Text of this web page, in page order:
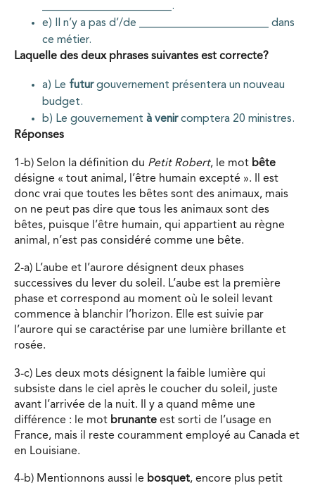
_______________________.
e) Il n’y a pas d’/de _______________________ dans
ce métier.
Laquelle des deux phrases suivantes est correcte?
a) Le futurgouvernement présentera un nouveau
budget.
b) Le gouvernement à venircomptera 20 ministres.
Réponses
1-b) Selon la définition du Petit Robert, le mot bête
désigne « tout animal, l’être humain excepté ». Il est
donc vrai que toutes les bêtes sont des animaux, mais
on ne peut pas dire que tous les animaux sont des
bêtes, puisque l’être humain, qui appartient au règne
animal, n’est pas considéré comme une bête.
2-a) L’aube et l’aurore désignent deux phases
successives du lever du soleil. L’aube est la première
phase et correspond au moment où le soleil levant
commence à blanchir l’horizon. Elle est suivie par
l’aurore qui se caractérise par une lumière brillante et
rosée.
3-c) Les deux mots désignent la faible lumière qui
subsiste dans le ciel après le coucher du soleil, juste
avant l’arrivée de la nuit. Il y a quand même une
différence : le mot brunante est sorti de l’usage en
France, mais il reste couramment employé au Canada et
en Louisiane.
4-b) Mentionnons aussi le bosquet, encore plus petit